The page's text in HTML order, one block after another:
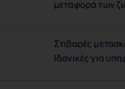
μεταφορά των
Στιβαρές
Ιδανικές για